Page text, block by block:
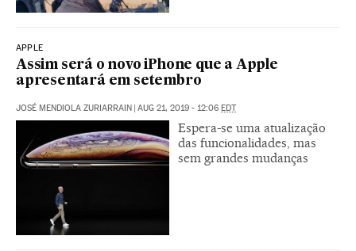
APPLE
Assim será o novo iPhone que a Apple
apresentará em setembro
JOSÉ MENDIOLA ZURIARRAIN | AUG 21, 2019 - 12:06 EDT
Espera-se uma atualização
das funcionalidades, mas
sem grandes mudanças